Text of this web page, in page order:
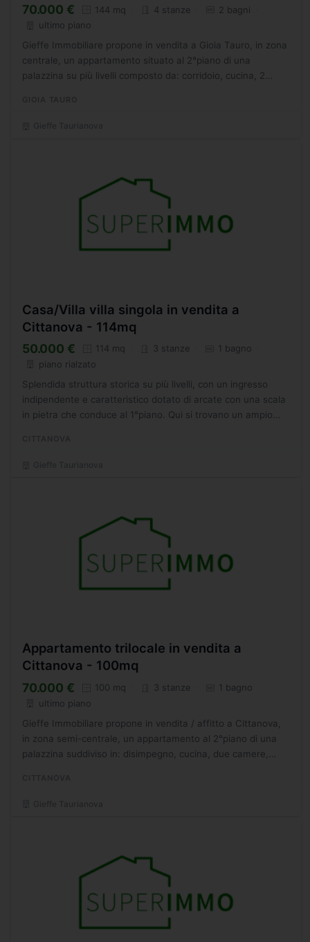
70.000 € 144 mq 4 stanze
2 bagni
ultimo piano
Gieffe Immobiliare propone in vendita a Gioia Tauro, in zona
centrale, un appartamento situato al 2°piano di una
palazzina su più livelli composto da: corridoio, cucina, 2
Casa/Villa villa singola in vendita a
Cittanova - 114mq
50.000 € 114 mq 3 stanze
1 bagno
piano rialzato
Splendida struttura storica su più livelli, con un ingresso
indipendente e caratteristico dotato di arcate con una scala
in pietra che conduce al 1°piano. Qui si trovano un ampio
Appartamento trilocale in vendita a
Cittanova - 100mq
70.000 € 100 mq 3 stanze
1 bagno
ultimo piano
Gieffe Immobiliare propone in vendita / affitto a Cittanova,
in zona semi-centrale, un appartamento al 2°piano di una
palazzina suddiviso in: disimpegno, cucina, due camere,